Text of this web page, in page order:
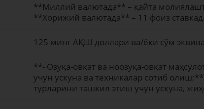
**Миллий валютада** – қайта
**Хорижий валютада** – 11 фоиз
125 минг АҚШ доллари ва/ёки сўм
**- Озуқа-овқат ва ноозуқа-овқат
учун ускуна ва техникалар сотиб
турларини ташкил этиш учун ускуна,